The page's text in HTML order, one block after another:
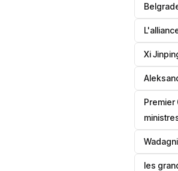
Xi
‎Premier
Wadagni
les